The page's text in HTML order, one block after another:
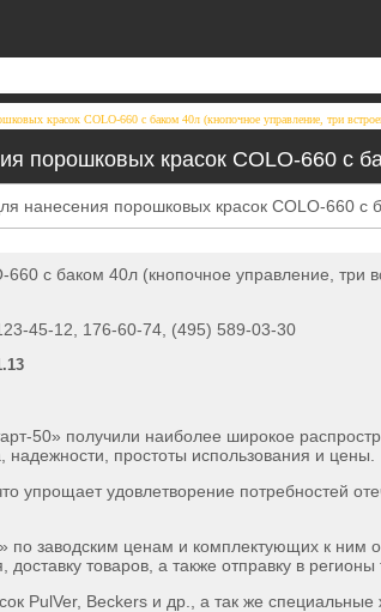
красок COLO-660 с баком 40л (кнопочное управление, три
порошковых красок COLO-660 с
с баком 40л (кнопочное управление, три
45-12, 176-60-74, (495) 589-03-30
50» получили наиболее широкое
простоты использования и цены.
упрощает удовлетворение потребностей
по заводским ценам и комплектующих к
товаров, а также отправку в
PulVer, Beckers и др., а так же